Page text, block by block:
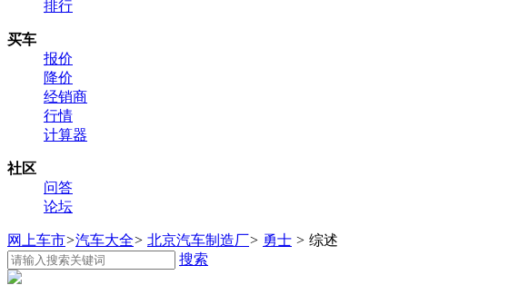
排行
买车
报价
降价
经销商
行情
计算器
社区
问答
论坛
网上车市>汽车大全> 北京汽车制造厂> 勇士 > 综述
搜索